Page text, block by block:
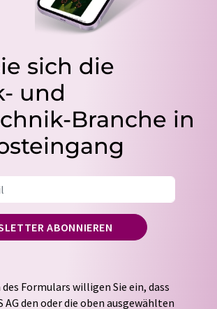
sich die
und
Branche in
ABONNIEREN
Formulars willigen Sie ein, dass
AG den oder die oben ausgewählten